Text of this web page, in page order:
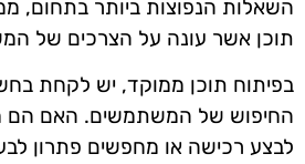
השאלות הנפוצות ביותר בתחום,
תוכן אשר עונה על הצרכים של
בפיתוח תוכן ממוקד, יש לקחת
החיפוש של המשתמשים. האם הם
לבצע רכישה או מחפשים פתרון